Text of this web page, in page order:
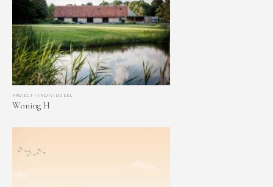
PROJECT – INDIVIDUEEL
Woning H